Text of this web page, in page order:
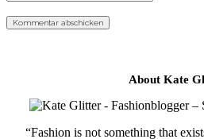
About Kate
“Fashion is not something that